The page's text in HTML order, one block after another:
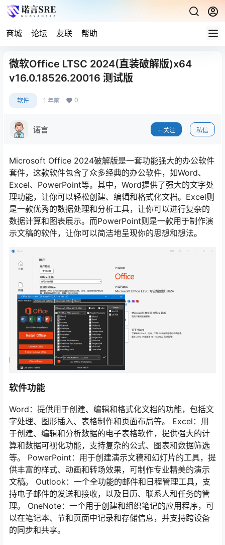
商城 论坛 友联 帮助
微软Office LTSC 2024(直装破解版)x64
v16.0.18526.20016 测试版
软件 1 年前 0
诺言 关注 私信
Microsoft Office 2024破解版是一套功能强大的办公软件
套件，这款软件包含了众多经典的办公软件，如Word、
Excel、PowerPoint等。其中，Word提供了强大的文字处
理功能，让你可以轻松创建、编辑和格式化文档。Excel则
是一款优秀的数据处理和分析工具，让你可以进行复杂的
数据计算和图表展示。而PowerPoint则是一款用于制作演
示文稿的软件，让你可以简洁地呈现你的思想和想法。
软件功能
Word：提供用于创建、编辑和格式化文档的功能，包括文
字处理、图形插入、表格制作和页面布局等。 Excel：用
于创建、编辑和分析数据的电子表格软件，提供强大的计
算和数据可视化功能，支持复杂的公式、图表和数据筛选
等。 PowerPoint：用于创建演示文稿和幻灯片的工具，提
供丰富的样式、动画和转场效果，可制作专业精美的演示
文稿。 Outlook：一个全功能的邮件和日程管理工具，支
持电子邮件的发送和接收，以及日历、联系人和任务的管
理。 OneNote：一个用于创建和组织笔记的应用程序，可
以在笔记本、节和页面中记录和存储信息，并支持跨设备
的同步和共享。